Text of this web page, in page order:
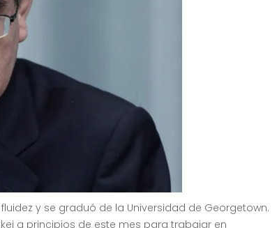
y se graduó de la Universidad de Georgetown.
a principios de este mes para trabajar en